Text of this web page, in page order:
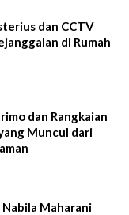
dan CCTV
di Rumah
dan Rangkaian
Muncul dari
Nabila Maharani